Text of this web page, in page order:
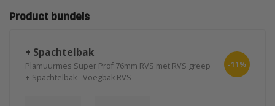
Product bundels
+ Spachtelbak
Plamuurmes Super Prof 76mm RVS met RVS greep
+ Spachtelbak - Voegbak RVS
-11%